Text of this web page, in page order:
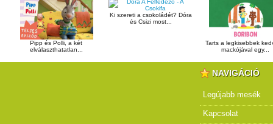
Pipp és Polli, a két
elválaszthatatlan...
Ki szereti a csokoládét? Dóra
és Csizi most...
Tarts a legkisebbek
mackójával egy...
NAVIGÁCIÓ
Legújabb mesék
Kapcsolat